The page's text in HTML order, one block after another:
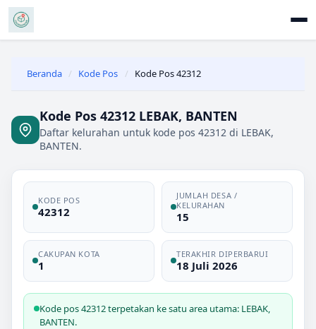
Beranda / Kode Pos / Kode Pos 42312
Kode Pos 42312 LEBAK, BANTEN
Daftar kelurahan untuk kode pos 42312 di LEBAK,
BANTEN.
KODE POS
42312
JUMLAH DESA /
KELURAHAN
15
CAKUPAN KOTA
1
TERAKHIR DIPERBARUI
18 Juli 2026
Kode pos 42312 terpetakan ke satu area utama: LEBAK,
BANTEN.